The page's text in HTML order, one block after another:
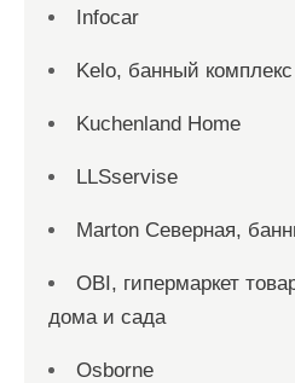
Infocar
Kelo, банный комплекс
Kuchenland Home
LLSservise
Marton Северная,
OBI, гипермаркет
дома и сада
Osborne